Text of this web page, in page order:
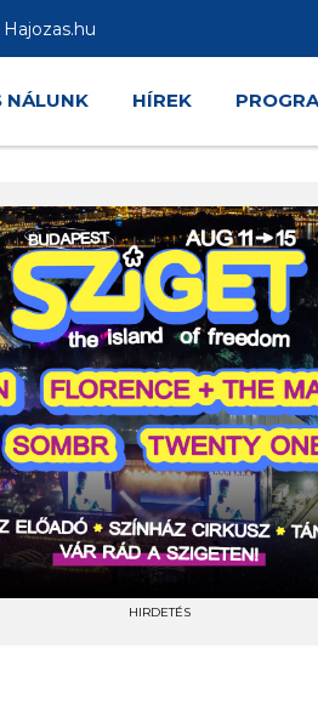
Hajozas.hu
NÁLUNK HÍREK
HIRDETÉS